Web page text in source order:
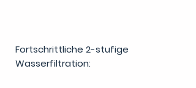
Fortschrittliche 2-stufige
Wasserfiltration: